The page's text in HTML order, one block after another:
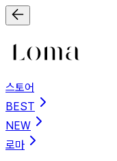
스토어
BEST
NEW
로마